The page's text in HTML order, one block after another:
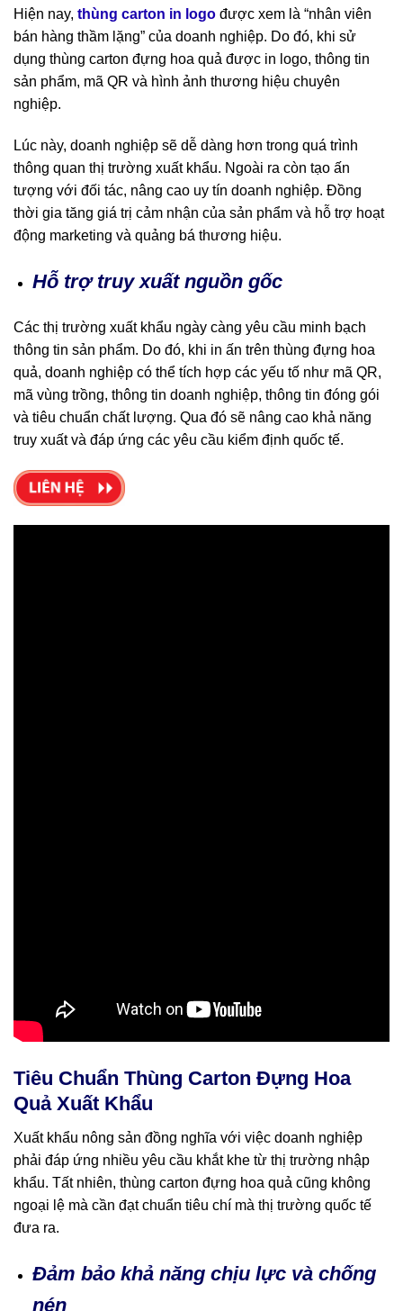
Hiện nay, thùng carton in logo được xem là “nhân viên
bán hàng thầm lặng” của doanh nghiệp. Do đó, khi sử
dụng thùng carton đựng hoa quả được in logo, thông tin
sản phẩm, mã QR và hình ảnh thương hiệu chuyên
nghiệp.
Lúc này, doanh nghiệp sẽ dễ dàng hơn trong quá trình
thông quan thị trường xuất khẩu. Ngoài ra còn tạo ấn
tượng với đối tác, nâng cao uy tín doanh nghiệp. Đồng
thời gia tăng giá trị cảm nhận của sản phẩm và hỗ trợ hoạt
động marketing và quảng bá thương hiệu.
Hỗ trợ truy xuất nguồn gốc
Các thị trường xuất khẩu ngày càng yêu cầu minh bạch
thông tin sản phẩm. Do đó, khi in ấn trên thùng đựng hoa
quả, doanh nghiệp có thể tích hợp các yếu tố như mã QR,
mã vùng trồng, thông tin doanh nghiệp, thông tin đóng gói
và tiêu chuẩn chất lượng. Qua đó sẽ nâng cao khả năng
truy xuất và đáp ứng các yêu cầu kiểm định quốc tế.
Tiêu Chuẩn Thùng Carton Đựng Hoa
Quả Xuất Khẩu
Xuất khẩu nông sản đồng nghĩa với việc doanh nghiệp
phải đáp ứng nhiều yêu cầu khắt khe từ thị trường nhập
khẩu. Tất nhiên, thùng carton đựng hoa quả cũng không
ngoại lệ mà cần đạt chuẩn tiêu chí mà thị trường quốc tế
đưa ra.
Đảm bảo khả năng chịu lực và chống
nén